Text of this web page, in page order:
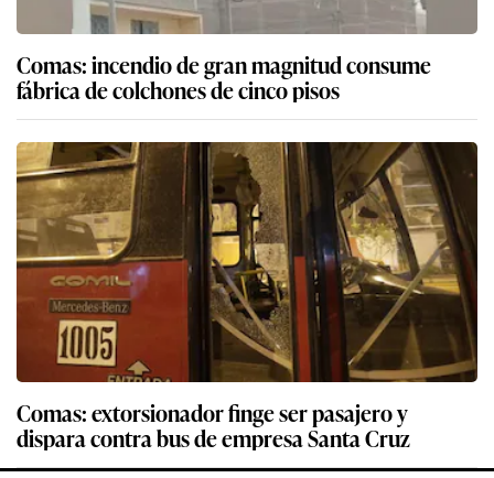
Comas: incendio de gran magnitud consume
fábrica de colchones de cinco pisos
Comas: extorsionador finge ser pasajero y
dispara contra bus de empresa Santa Cruz